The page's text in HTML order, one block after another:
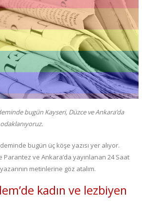
bugün Kayseri, Düzce ve Ankara’da
bugün üç köşe yazısı yer alıyor.
Parantez ve Ankara’da yayınlanan 24 Saat
metinlerine göz atalım.
kadın ve lezbiyen